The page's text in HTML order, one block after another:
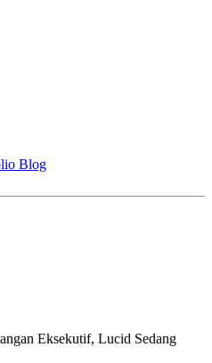
Blog
Eksekutif, Lucid Sedang